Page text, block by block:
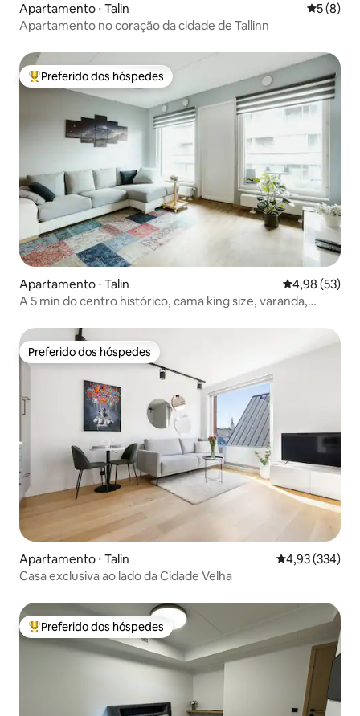
Apartamento ⋅ Talin 5 de
5 (8)
Apartamento no coração da cidade de Tallinn
Entre os melhores preferidos dos hóspedes
Preferido dos hóspedes
Apartamento ⋅ Talin 4,98 de uma
4,98 (53)
A 5 min do centro histórico, cama king size, varanda,
Preferido dos hóspedes
Preferido dos hóspedes
Apartamento ⋅ Talin 4,93 de uma
4,93 (334)
Casa exclusiva ao lado da Cidade Velha
Entre os melhores preferidos dos hóspedes
Preferido dos hóspedes